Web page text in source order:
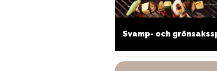
Svamp- och